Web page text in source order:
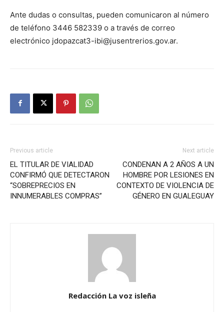
Ante dudas o consultas, pueden comunicaron al número
de teléfono 3446 582339 o a través de correo
electrónico jdopazcat3-ibi@jusentrerios.gov.ar.
Previous article
EL TITULAR DE VIALIDAD
CONFIRMÓ QUE DETECTARON
“SOBREPRECIOS EN
INNUMERABLES COMPRAS”
Next article
CONDENAN A 2 AÑOS A UN
HOMBRE POR LESIONES EN
CONTEXTO DE VIOLENCIA DE
GÉNERO EN GUALEGUAY
Redacción La voz isleña